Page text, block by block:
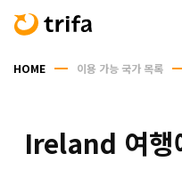
HOME 이용 가능 국가 목록
Ireland 여행